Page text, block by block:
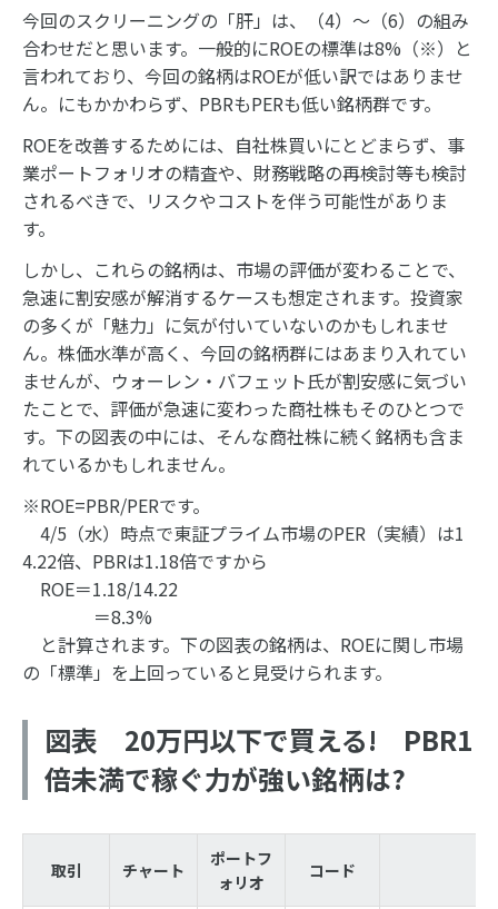
今回のスクリーニングの「肝」は、（4）～（6）の組み
合わせだと思います。一般的にROEの標準は8%（※）と
言われており、今回の銘柄はROEが低い訳ではありませ
ん。にもかかわらず、PBRもPERも低い銘柄群です。
ROEを改善するためには、自社株買いにとどまらず、事
業ポートフォリオの精査や、財務戦略の再検討等も検討
されるべきで、リスクやコストを伴う可能性がありま
す。
しかし、これらの銘柄は、市場の評価が変わることで、
急速に割安感が解消するケースも想定されます。投資家
の多くが「魅力」に気が付いていないのかもしれませ
ん。株価水準が高く、今回の銘柄群にはあまり入れてい
ませんが、ウォーレン・バフェット氏が割安感に気づい
たことで、評価が急速に変わった商社株もそのひとつで
す。下の図表の中には、そんな商社株に続く銘柄も含ま
れているかもしれません。
※ROE=PBR/PERです。
4/5（水）時点で東証プライム市場のPER（実績）は1
4.22倍、PBRは1.18倍ですから
ROE＝1.18/14.22
＝8.3%
と計算されます。下の図表の銘柄は、ROEに関し市場
の「標準」を上回っていると見受けられます。
図表 20万円以下で買える! PBR1
倍未満で稼ぐ力が強い銘柄は?
取引 チャート
ポートフ
ォリオ
コード